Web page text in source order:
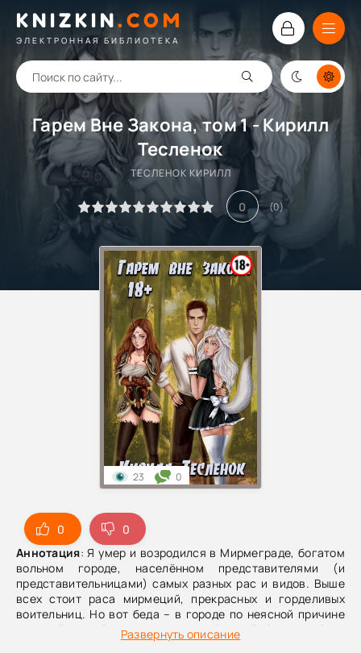
KNIZKIN.COM
ЭЛЕКТРОННАЯ БИБЛИОТЕКА
Гарем Вне Закона, том 1 - Кирилл
Тесленок
ТЕСЛЕНОК КИРИЛЛ
0 (0)
0
0
Аннотация: Я умер и возродился в Мирмеграде, богатом
вольном городе, населённом представителями (и
представительницами) самых разных рас и видов. Выше
всех стоит раса мирмеций, прекрасных и горделивых
воительниц. Но вот беда – в городе по неясной причине
запрещёны любовные отношения. В какой бы то ни было
форме. Исключение есть только для Матери-Королевы
Развернуть описание
23 0